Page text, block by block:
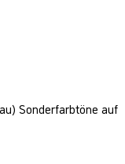
Sonderfarbtöne auf